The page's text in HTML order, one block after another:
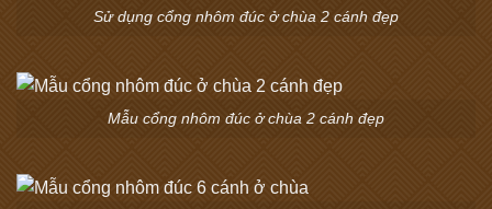
Sử dụng cổng nhôm đúc ở chùa 2 cánh đẹp
Mẫu cổng nhôm đúc ở chùa 2 cánh đẹp